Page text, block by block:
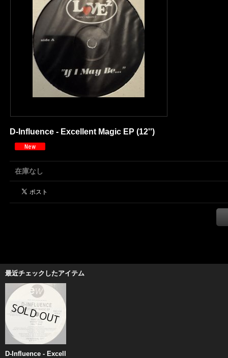
D-Influence - Excellent Magic EP (12'')
在庫なし
最近チェックしたアイテム
D-Influence - Excell